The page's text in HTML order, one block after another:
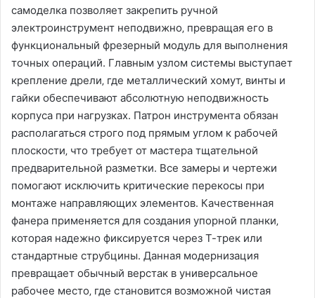
самоделка позволяет закрепить ручной
электроинструмент неподвижно‚ превращая его в
функциональный фрезерный модуль для выполнения
точных операций. Главным узлом системы выступает
крепление дрели‚ где металлический хомут‚ винты и
гайки обеспечивают абсолютную неподвижность
корпуса при нагрузках. Патрон инструмента обязан
располагаться строго под прямым углом к рабочей
плоскости‚ что требует от мастера тщательной
предварительной разметки. Все замеры и чертежи
помогают исключить критические перекосы при
монтаже направляющих элементов. Качественная
фанера применяется для создания упорной планки‚
которая надежно фиксируется через Т-трек или
стандартные струбцины. Данная модернизация
превращает обычный верстак в универсальное
рабочее место‚ где становится возможной чистая